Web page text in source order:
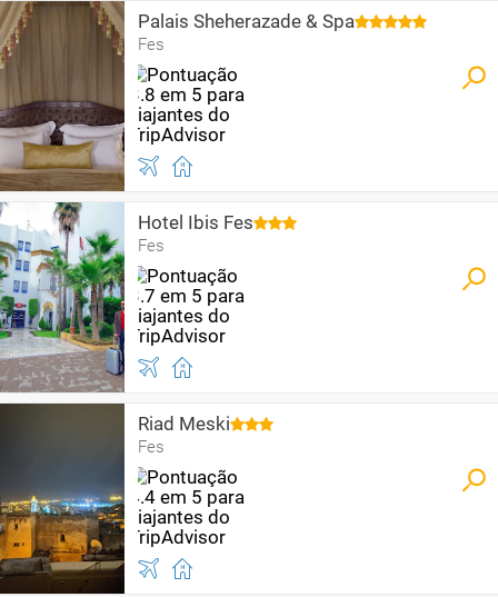
Palais Sheherazade & Spa
Fes
Hotel Ibis Fes
Fes
Riad Meski
Fes